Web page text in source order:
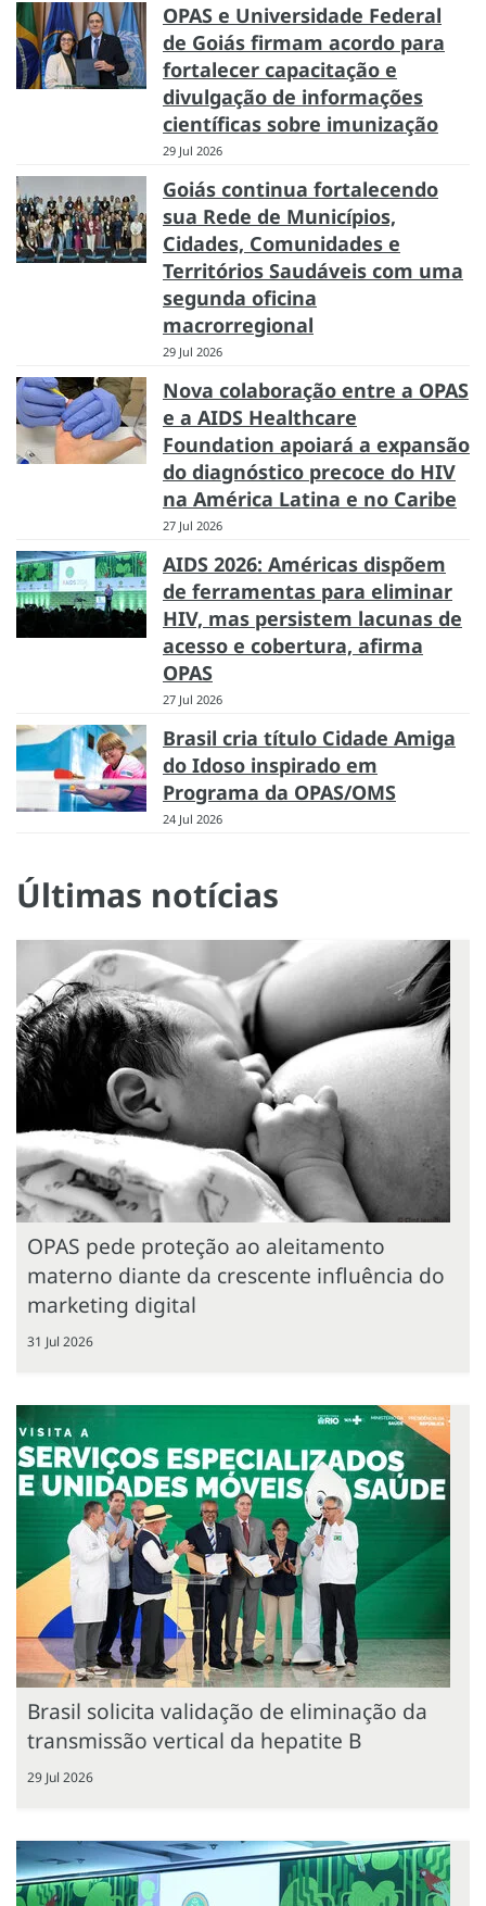
OPAS e Universidade Federal
de Goiás firmam acordo para
fortalecer capacitação e
divulgação de informações
científicas sobre imunização
29 Jul 2026
Goiás continua fortalecendo
sua Rede de Municípios,
Cidades, Comunidades e
Territórios Saudáveis com uma
segunda oficina
macrorregional
29 Jul 2026
Nova colaboração entre a OPAS
e a AIDS Healthcare
Foundation apoiará a expansão
do diagnóstico precoce do HIV
na América Latina e no Caribe
27 Jul 2026
AIDS 2026: Américas dispõem
de ferramentas para eliminar
HIV, mas persistem lacunas de
acesso e cobertura, afirma
OPAS
27 Jul 2026
Brasil cria título Cidade Amiga
do Idoso inspirado em
Programa da OPAS/OMS
24 Jul 2026
Últimas notícias
OPAS pede proteção ao aleitamento
materno diante da crescente influência do
marketing digital
31 Jul 2026
Brasil solicita validação de eliminação da
transmissão vertical da hepatite B
29 Jul 2026